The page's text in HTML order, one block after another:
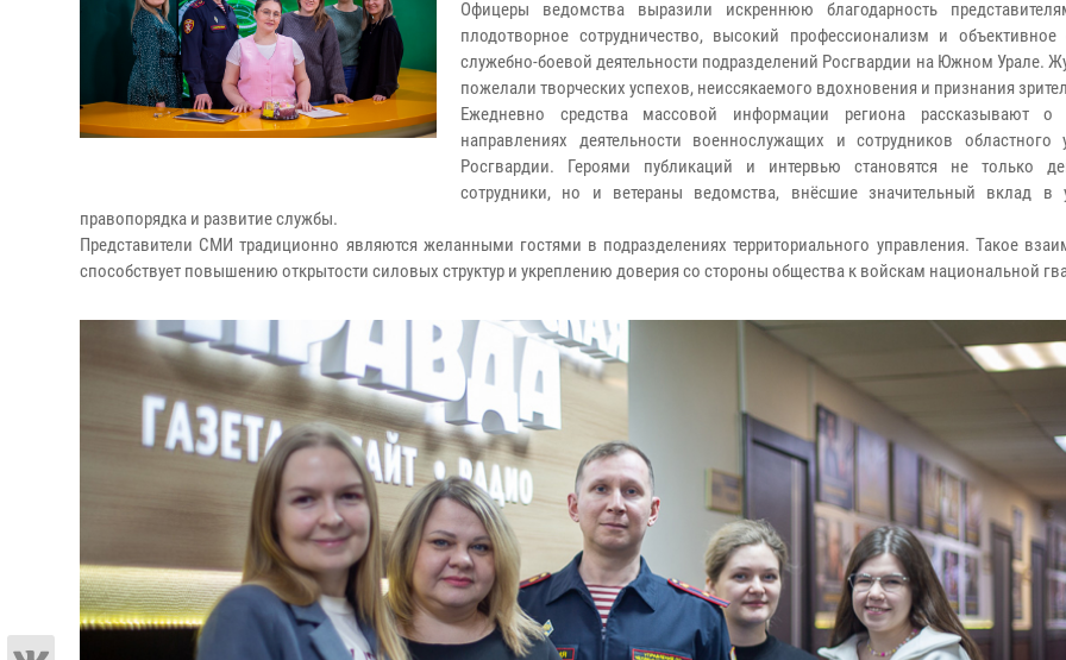
Офицеры ведомства выразили искреннюю благодарность
плодотворное сотрудничество, высокий профессионализм и объективное
служебно-боевой деятельности подразделений Росгвардии на Южном Урале.
пожелали творческих успехов, неиссякаемого вдохновения и признания
Ежедневно средства массовой информации региона рассказывают о
направлениях деятельности военнослужащих и сотрудников областного
Росгвардии. Героями публикаций и интервью становятся не только
сотрудники, но и ветераны ведомства, внёсшие значительный вклад в
правопорядка и развитие службы.
Представители СМИ традиционно являются желанными гостями в подразделениях территориального управления. Такое
способствует повышению открытости силовых структур и укреплению доверия со стороны общества к войскам национальной